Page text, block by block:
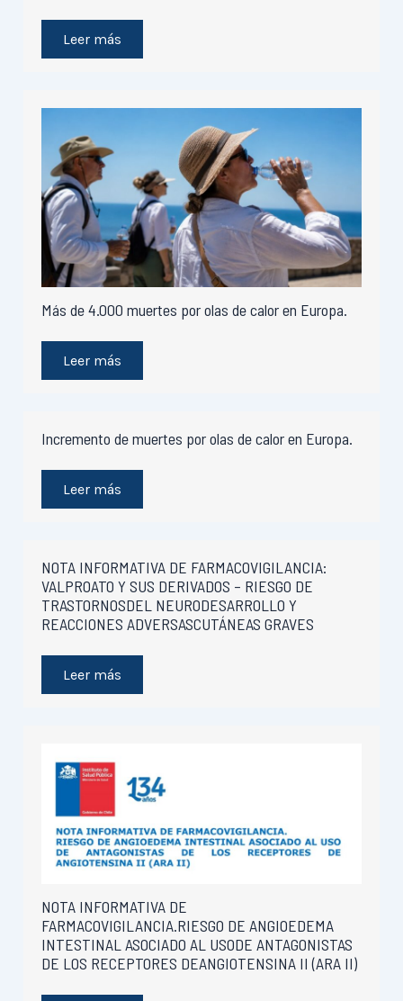
Leer más
Más de 4.000 muertes por olas de calor en Europa.
Leer más
Incremento de muertes por olas de calor en Europa.
Leer más
NOTA INFORMATIVA DE FARMACOVIGILANCIA:
VALPROATO Y SUS DERIVADOS – RIESGO DE
TRASTORNOSDEL NEURODESARROLLO Y
REACCIONES ADVERSASCUTÁNEAS GRAVES
Leer más
NOTA INFORMATIVA DE
FARMACOVIGILANCIA.RIESGO DE ANGIOEDEMA
INTESTINAL ASOCIADO AL USODE ANTAGONISTAS
DE LOS RECEPTORES DEANGIOTENSINA II (ARA II)